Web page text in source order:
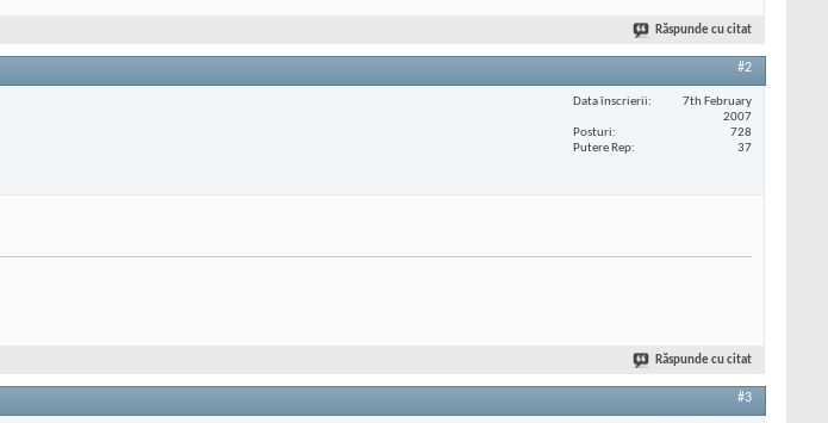
Răspunde cu citat
#2
Data înscrierii
7th February
2007
Posturi
728
Putere Rep
37
Răspunde cu citat
#3